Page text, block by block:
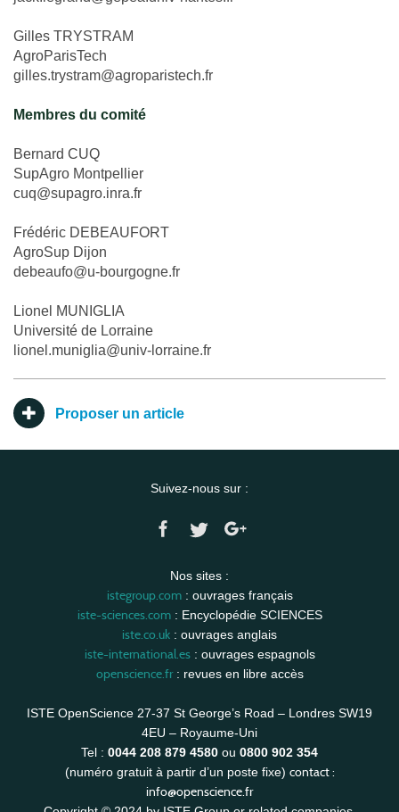
Gilles TRYSTRAM
AgroParisTech
gilles.trystram@agroparistech.fr
Membres du comité
Bernard CUQ
SupAgro Montpellier
cuq@supagro.inra.fr
Frédéric DEBEAUFORT
AgroSup Dijon
debeaufo@u-bourgogne.fr
Lionel MUNIGLIA
Université de Lorraine
lionel.muniglia@univ-lorraine.fr
Proposer un article
Suivez-nous sur :
Nos sites :
istegroup.com: ouvrages français
iste-sciences.com: Encyclopédie SCIENCES
iste.co.uk : ouvrages anglais
iste-international.es: ouvrages espagnols
openscience.fr: revues en libre accès
ISTE OpenScience 27-37 St George’s Road – Londres SW19
4EU – Royaume-Uni
Tel : 0044 208 879 4580 ou 0800 902 354
(numéro gratuit à partir d’un poste fixe) contact :
info@openscience.fr